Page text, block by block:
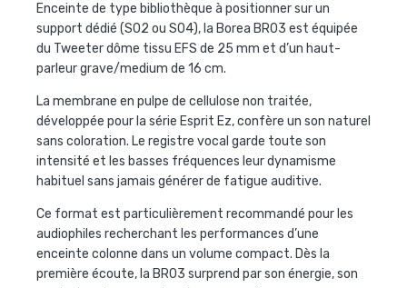
Enceinte de type bibliothèque à positionner sur un
support dédié (S02 ou S04), la Borea BR03 est équipée
du Tweeter dôme tissu EFS de 25 mm et d’un haut-
parleur grave/medium de 16 cm.
La membrane en pulpe de cellulose non traitée,
développée pour la série Esprit Ez, confère un son naturel
sans coloration. Le registre vocal garde toute son
intensité et les basses fréquences leur dynamisme
habituel sans jamais générer de fatigue auditive.
Ce format est particulièrement recommandé pour les
audiophiles recherchant les performances d’une
enceinte colonne dans un volume compact. Dès la
première écoute, la BR03 surprend par son énergie, son